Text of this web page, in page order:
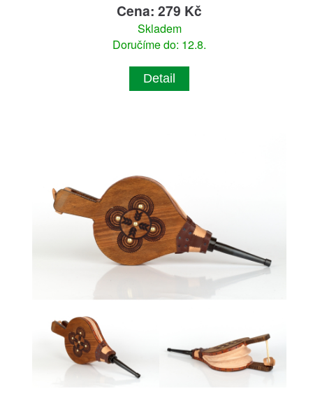
Cena: 279 Kč
Skladem
Doručíme do: 12.8.
Detail